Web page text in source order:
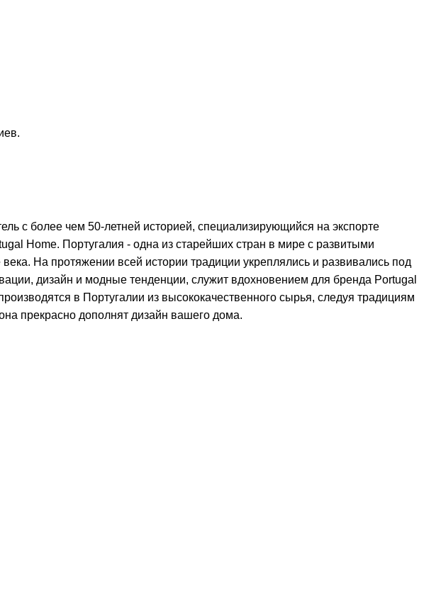
с более чем 50-летней историей, специализирующийся на экспорте
Home. Португалия - одна из старейших стран в мире с развитыми
На протяжении всей истории традиции укреплялись и развивались под
дизайн и модные тенденции, служит вдохновением для бренда Portugal
в Португалии из высококачественного сырья, следуя традициям
прекрасно дополнят дизайн вашего дома.